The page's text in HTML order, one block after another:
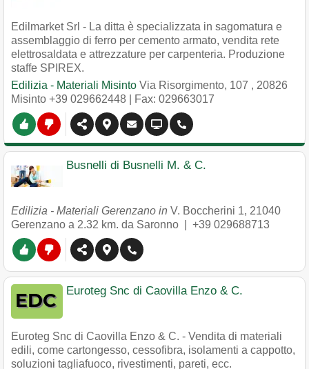
Edilmarket Srl - La ditta è specializzata in sagomatura e
assemblaggio di ferro per cemento armato, vendita rete
elettrosaldata e attrezzature per carpenteria. Produzione
staffe SPIREX.
Edilizia - Materiali Misinto Via Risorgimento, 107 , 20826
Misinto +39 029662448 | Fax: 029663017
Busnelli di Busnelli M. & C.
Edilizia - Materiali Gerenzano in V. Boccherini 1, 21040
Gerenzano a 2.32 km. da Saronno | +39 029688713
Euroteg Snc di Caovilla Enzo & C.
Euroteg Snc di Caovilla Enzo & C. - Vendita di materiali
edili, come cartongesso, cessofibra, isolamenti a cappotto,
soluzioni tagliafuoco, rivestimenti, pareti, ecc.